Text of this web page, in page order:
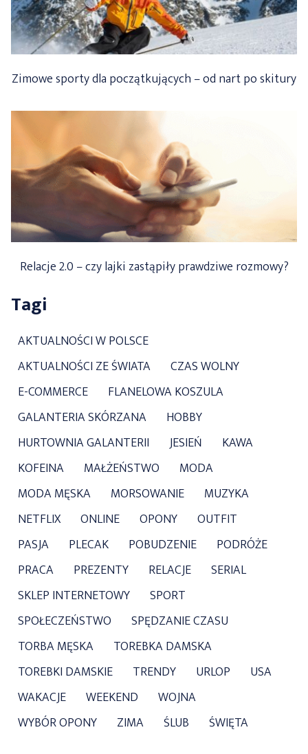
Zimowe sporty dla początkujących – od nart po skitury
Relacje 2.0 – czy lajki zastąpiły prawdziwe rozmowy?
Tagi
AKTUALNOŚCI W POLSCE
AKTUALNOŚCI ZE ŚWIATA
CZAS WOLNY
E-COMMERCE
FLANELOWA KOSZULA
GALANTERIA SKÓRZANA
HOBBY
HURTOWNIA GALANTERII
JESIEŃ
KAWA
KOFEINA
MAŁŻEŃSTWO
MODA
MODA MĘSKA
MORSOWANIE
MUZYKA
NETFLIX
ONLINE OPONY
OUTFIT
PASJA
PLECAK POBUDZENIE
PODRÓŻE
PRACA
PREZENTY RELACJE
SERIAL
SKLEP INTERNETOWY
SPORT
SPOŁECZEŃSTWO
SPĘDZANIE CZASU
TORBA MĘSKA
TOREBKA DAMSKA
TOREBKI DAMSKIE
TRENDY URLOP
USA
WAKACJE
WEEKEND
WOJNA
WYBÓR OPONY
ZIMA ŚLUB ŚWIĘTA